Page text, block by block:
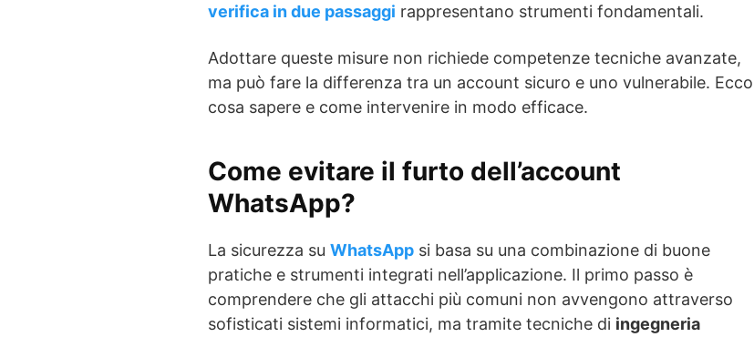
verifica in due passaggi rappresentano strumenti fondamentali.
Adottare queste misure non richiede competenze tecniche avanzate,
ma può fare la differenza tra un account sicuro e uno vulnerabile. Ecco
cosa sapere e come intervenire in modo efficace.
Come evitare il furto dell’account
WhatsApp?
La sicurezza su WhatsApp si basa su una combinazione di buone
pratiche e strumenti integrati nell’applicazione. Il primo passo è
comprendere che gli attacchi più comuni non avvengono attraverso
sofisticati sistemi informatici, ma tramite tecniche di ingegneria